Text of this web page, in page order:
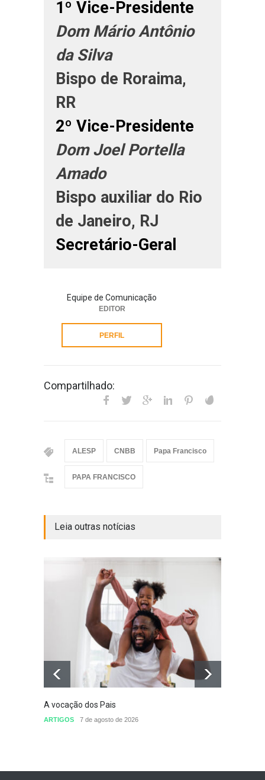
1º Vice-Presidente
Dom Mário Antônio
da Silva
Bispo de Roraima,
RR
2º Vice-Presidente
Dom Joel Portella
Amado
Bispo auxiliar do Rio
de Janeiro, RJ
Secretário-Geral
Equipe de Comunicação
EDITOR
PERFIL
Compartilhado:
ALESP CNBB Papa Francisco
PAPA FRANCISCO
Leia outras notícias
A vocação dos Pais
ARTIGOS 7 de agosto de 2026